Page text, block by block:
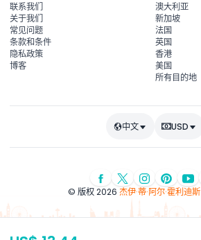
联系我们
关于我们
常见问题
条款和条件
隐私政策
博客
澳大利亚
新加坡
法国
英国
香港
美国
所有目的地
中文 USD
© 版权 2026 杰伊·蒂·阿尔·霍利迪斯